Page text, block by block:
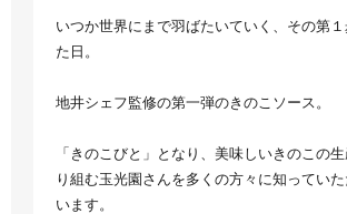
いつか世界にまで羽ばたいていく、その第
た日。
地井シェフ監修の第一弾のきのこソース。
「きのこびと」となり、美味しいきのこの
り組む玉光園さんを多くの方々に知ってい
います。